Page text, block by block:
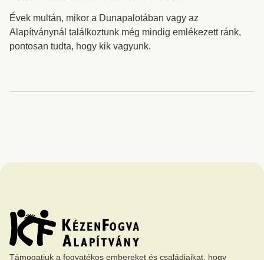
Évek multán, mikor a Dunapalotában vagy az
Alapítványnál találkoztunk még mindig emlékezett ránk,
pontosan tudta, hogy kik vagyunk.
Támogatjuk a fogyatékos embereket és családjaikat, hogy